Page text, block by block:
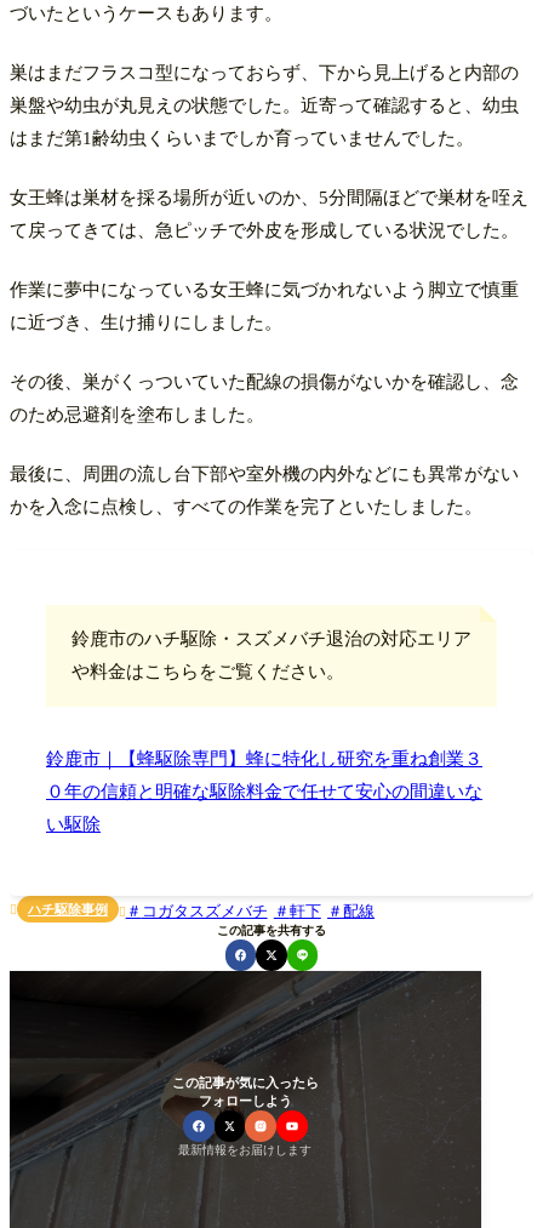
づいたというケースもあります。​
巣はまだフラスコ型になっておらず、下から見上げると内部の
巣盤や幼虫が丸見えの状態でした。近寄って確認すると、幼虫
はまだ第1齢幼虫くらいまでしか育っていませんでした。​
女王蜂は巣材を採る場所が近いのか、5分間隔ほどで巣材を咥え
て戻ってきては、急ピッチで外皮を形成している状況でした。​
作業に夢中になっている女王蜂に気づかれないよう脚立で慎重
に近づき、生け捕りにしました。
その後、巣がくっついていた配線の損傷がないかを確認し、念
のため忌避剤を塗布しました。
最後に、周囲の流し台下部や室外機の内外などにも異常がない
かを入念に点検し、すべての作業を完了といたしました。
鈴鹿市のハチ駆除・スズメバチ退治の対応エリア
や料金はこちらをご覧ください。
鈴鹿市｜【蜂駆除専門】蜂に特化し研究を重ね創業３
０年の信頼と明確な駆除料金で任せて安心の間違いな
い駆除
 ハチ駆除事例  コガタスズメバチ 軒下 配線
この記事を共有する
この記事が気に入ったら
フォローしよう
最新情報をお届けします